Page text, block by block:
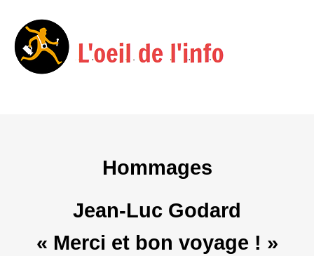
Hommages
Jean-Luc Godard
« Merci et bon voyage ! »